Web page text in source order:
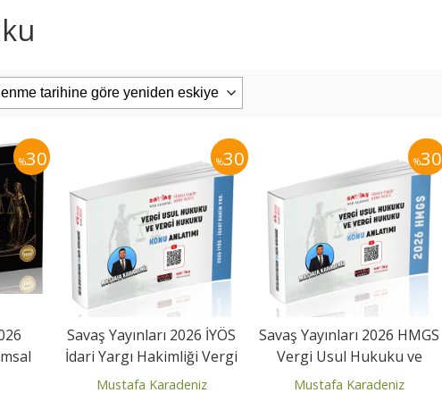
%30 %30
Savaş Yayınları 2026 İYÖS
İdari Yargı Hakimliği Vergi
Usul Hukuku ve...
Mustafa Karadeniz
%30
Savaş Yayınları 2026 HMGS
Vergi Usul Hukuku ve
Vergi Hukuku Konu
Mustafa Karadeniz